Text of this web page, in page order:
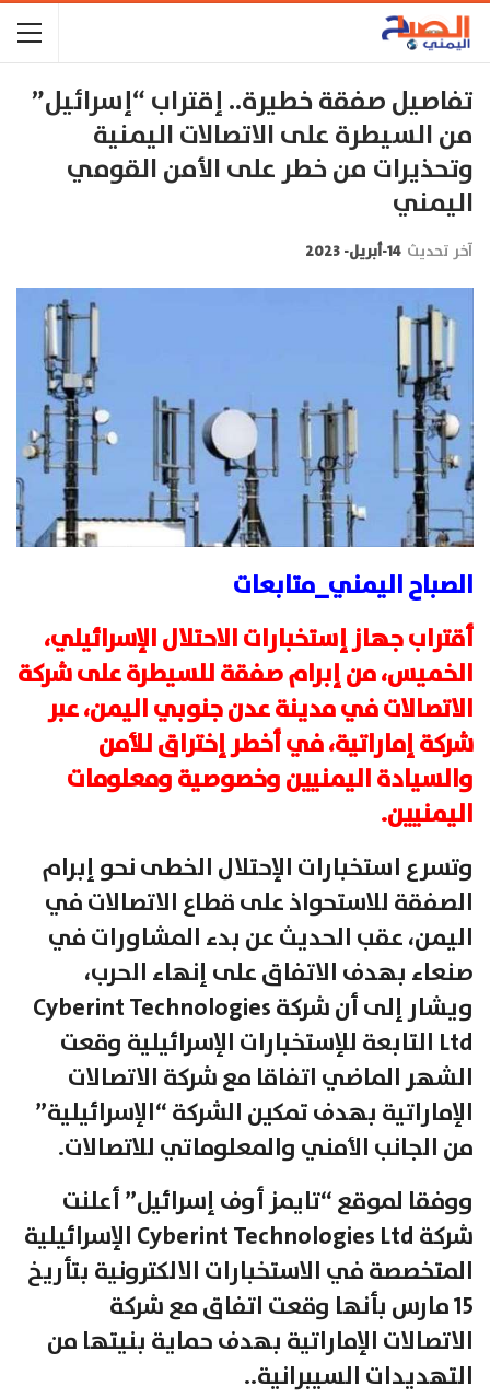
تفاصيل صفقة خطيرة.. إقتراب “إسرائيل”
من السيطرة على الاتصالات اليمنية
وتحذيرات من خطر على الأمن القومي
اليمني
آخر تحديث 14-أبريل- 2023
الصباح اليمني_متابعات
أقتراب جهاز إستخبارات الاحتلال الإسرائيلي،
الخميس، من إبرام صفقة للسيطرة على شركة
الاتصالات في مدينة عدن جنوبي اليمن، عبر
شركة إماراتية، في أخطر إختراق للأمن
والسيادة اليمنيين وخصوصية ومعلومات
اليمنيين.
وتسرع استخبارات الإحتلال الخطى نحو إبرام
الصفقة للاستحواذ على قطاع الاتصالات في
اليمن، عقب الحديث عن بدء المشاورات في
صنعاء بهدف الاتفاق على إنهاء الحرب،
ويشار إلى أن شركة Cyberint Technologies
Ltd التابعة للإستخبارات الإسرائيلية وقعت
الشهر الماضي اتفاقا مع شركة الاتصالات
الإماراتية بهدف تمكين الشركة “الإسرائيلية”
من الجانب الأمني والمعلوماتي للاتصالات.
ووفقا لموقع “تايمز أوف إسرائيل” أعلنت
شركة Cyberint Technologies Ltd الإسرائيلية
المتخصصة في الاستخبارات الالكترونية بتأريخ
15 مارس بأنها وقعت اتفاق مع شركة
الاتصالات الإماراتية بهدف حماية بنيتها من
التهديدات السيبرانية..